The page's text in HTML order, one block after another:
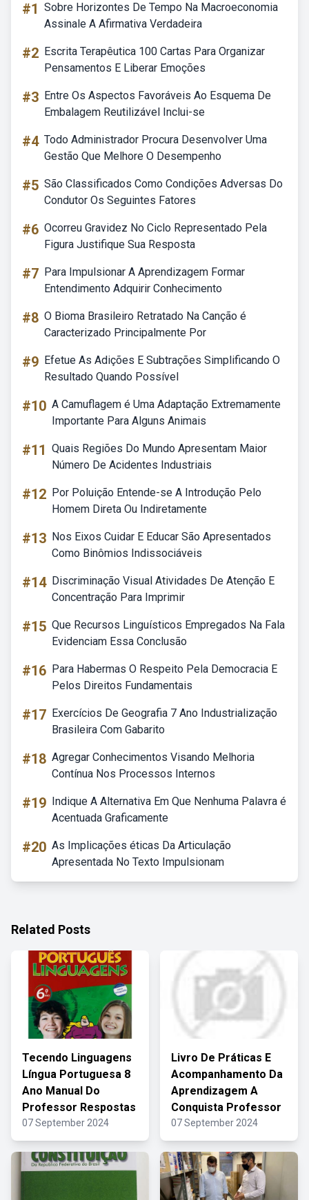
#1 Sobre Horizontes De Tempo Na Macroeconomia
Assinale A Afirmativa Verdadeira
#2 Escrita Terapêutica 100 Cartas Para Organizar
Pensamentos E Liberar Emoções
#3 Entre Os Aspectos Favoráveis Ao Esquema De
Embalagem Reutilizável Inclui-se
#4 Todo Administrador Procura Desenvolver Uma
Gestão Que Melhore O Desempenho
#5 São Classificados Como Condições Adversas Do
Condutor Os Seguintes Fatores
#6 Ocorreu Gravidez No Ciclo Representado Pela
Figura Justifique Sua Resposta
#7 Para Impulsionar A Aprendizagem Formar
Entendimento Adquirir Conhecimento
#8 O Bioma Brasileiro Retratado Na Canção é
Caracterizado Principalmente Por
#9 Efetue As Adições E Subtrações Simplificando O
Resultado Quando Possível
#10 A Camuflagem é Uma Adaptação Extremamente
Importante Para Alguns Animais
#11 Quais Regiões Do Mundo Apresentam Maior
Número De Acidentes Industriais
#12 Por Poluição Entende-se A Introdução Pelo
Homem Direta Ou Indiretamente
#13 Nos Eixos Cuidar E Educar São Apresentados
Como Binômios Indissociáveis
#14 Discriminação Visual Atividades De Atenção E
Concentração Para Imprimir
#15 Que Recursos Linguísticos Empregados Na Fala
Evidenciam Essa Conclusão
#16 Para Habermas O Respeito Pela Democracia E
Pelos Direitos Fundamentais
#17 Exercícios De Geografia 7 Ano Industrialização
Brasileira Com Gabarito
#18 Agregar Conhecimentos Visando Melhoria
Contínua Nos Processos Internos
#19 Indique A Alternativa Em Que Nenhuma Palavra é
Acentuada Graficamente
#20 As Implicações éticas Da Articulação
Apresentada No Texto Impulsionam
Related Posts
Tecendo Linguagens
Língua Portuguesa 8
Ano Manual Do
Professor Respostas
07 September 2024
Livro De Práticas E
Acompanhamento Da
Aprendizagem A
Conquista Professor
07 September 2024